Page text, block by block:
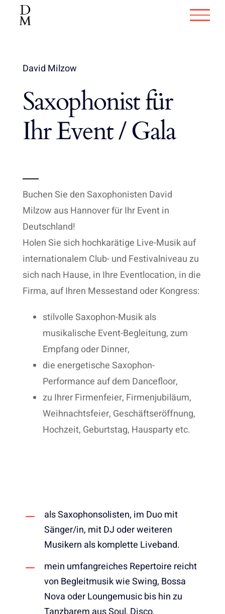
Inhalt
David Milzow
Saxophonist für
Ihr Event / Gala
Buchen Sie den Saxophonisten David
Milzow aus Hannover für Ihr Event in
Deutschland!
Holen Sie sich hochkarätige Live-Musik auf
internationalem Club- und Festivalniveau zu
sich nach Hause, in Ihre Eventlocation, in die
Firma, auf Ihren Messestand oder Kongress:
stilvolle Saxophon-Musik als
musikalische Event-Begleitung, zum
Empfang oder Dinner,
die energetische Saxophon-
Performance auf dem Dancefloor,
zu Ihrer Firmenfeier, Firmenjubiläum,
Weihnachtsfeier, Geschäftseröffnung,
Hochzeit, Geburtstag, Hausparty etc.
als Saxophonsolisten, im Duo mit
Sänger/in, mit DJ oder weiteren
Musikern als komplette Liveband.
mein umfangreiches Repertoire reicht
von Begleitmusik wie Swing, Bossa
Nova oder Loungemusic bis hin zu